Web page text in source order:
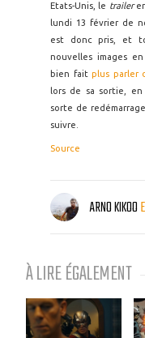
Etats-Unis, le trailer
lundi 13 février de
est donc pris, et
nouvelles images
bien fait plus parler
lors de sa sortie,
sorte de
suivre.
Source
ARNO KIKOO
À LIRE ÉGALEMENT